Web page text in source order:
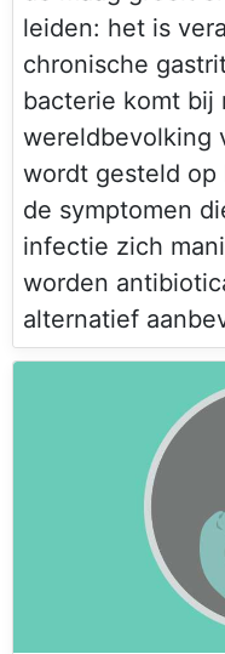
leiden: het is
chronische
bacterie komt bij
wereldbevolking
wordt gesteld op
de symptomen
infectie zich
worden
alternatief